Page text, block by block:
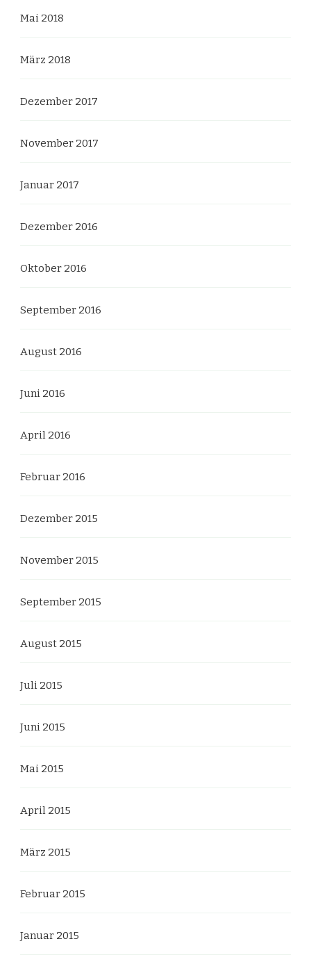
Mai 2018
März 2018
Dezember 2017
November 2017
Januar 2017
Dezember 2016
Oktober 2016
September 2016
August 2016
Juni 2016
April 2016
Februar 2016
Dezember 2015
November 2015
September 2015
August 2015
Juli 2015
Juni 2015
Mai 2015
April 2015
März 2015
Februar 2015
Januar 2015